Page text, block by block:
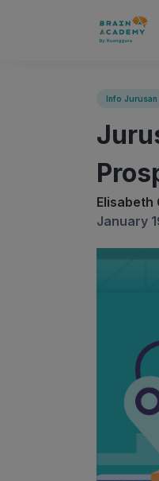
Info Jurusan
Elisabeth
January